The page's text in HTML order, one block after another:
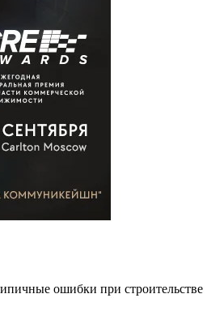
ошибки при строительстве